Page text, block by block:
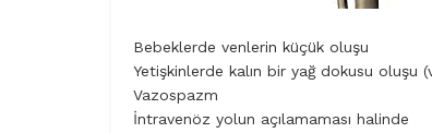
Bebeklerde venlerin küçük oluşu
Yetişkinlerde kalın bir yağ dokusu
Vazospazm
İntravenöz yolun açılamaması halinde